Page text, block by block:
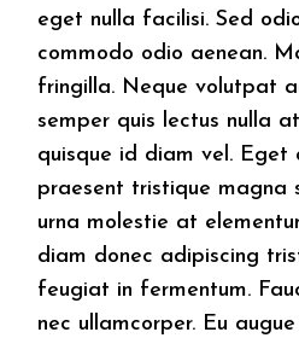
eget nulla facilisi. Sed
commodo odio aenean.
fringilla. Neque volutpat
semper quis lectus nulla
quisque id diam vel. Eget
praesent tristique magna
urna molestie at
diam donec adipiscing
feugiat in fermentum.
nec ullamcorper. Eu